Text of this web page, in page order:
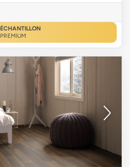
ÉCHANTILLON
PREMIUM